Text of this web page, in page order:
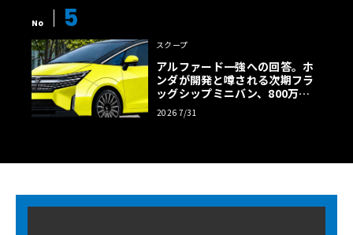
No 5
スクープ
アルファード一強への回答。ホ
ンダが開発と噂される次期フラ
ッグシップミニバン、800万円
超の勝算【予想CG】
2026 7/31